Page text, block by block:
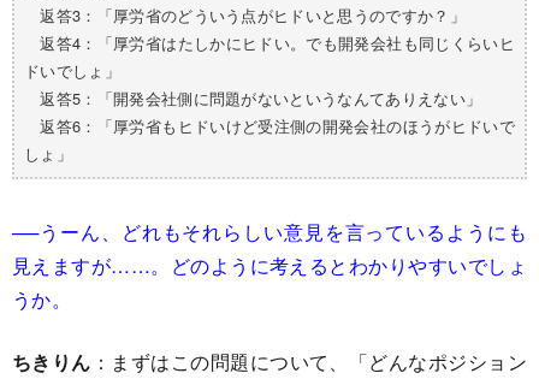
返答3：「厚労省のどういう点がヒドいと思うのですか？」
返答4：「厚労省はたしかにヒドい。でも開発会社も同じくらいヒ
ドいでしょ」
返答5：「開発会社側に問題がないというなんてありえない」
返答6：「厚労省もヒドいけど受注側の開発会社のほうがヒドいで
しょ」
──うーん、どれもそれらしい意見を言っているようにも
見えますが……。どのように考えるとわかりやすいでしょ
うか。
ちきりん ：まずはこの問題について、「どんなポジション